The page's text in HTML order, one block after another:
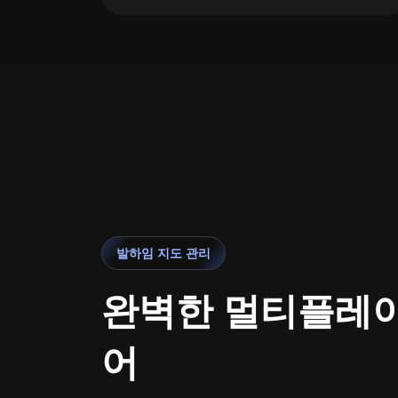
발하임 지도 관리
완벽한 멀티플레
어